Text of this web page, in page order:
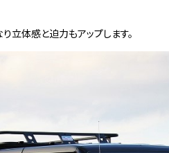
立体感と迫力もアップします。